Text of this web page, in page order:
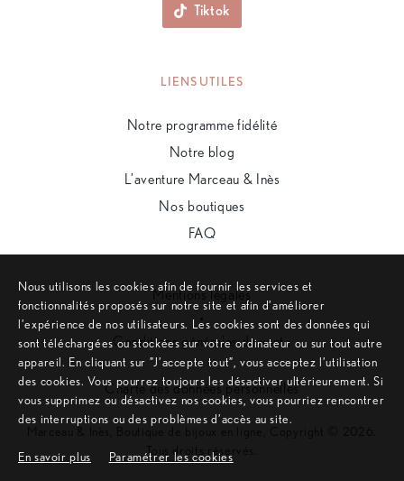
Tiktok
LIENS UTILES
Notre programme fidélité
Notre blog
L’aventure Marceau & Inès
Nos boutiques
FAQ
Mentions légales
•
Conditions générales de vente
•
Charte des données personnelles
Marceau & Inès, Boutique de bijoux en ligne, Copyright © 2026.
Tous droits réservés.
Nous utilisons les cookies afin de fournir les services et
fonctionnalités proposés sur notre site et afin d’améliorer
l’expérience de nos utilisateurs. Les cookies sont des données qui
sont téléchargées ou stockées sur votre ordinateur ou sur tout autre
appareil. En cliquant sur ”J’accepte tout”, vous acceptez l’utilisation
des cookies. Vous pourrez toujours les désactiver ultérieurement. Si
vous supprimez ou désactivez nos cookies, vous pourriez rencontrer
des interruptions ou des problèmes d’accès au site.
En savoir plus Paramétrer les cookies